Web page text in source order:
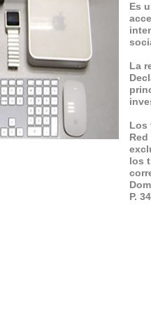
Es
La
Los
los
P.